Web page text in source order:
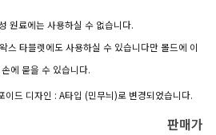
원료에는 사용하실 수 없습니다.
스 타블렛에도 사용하실 수 있습니다만 몰드에 이
에 묻을 수 있습니다.
드 디자인 : A타입 (민무늬)로 변경되었습니다.
판매가